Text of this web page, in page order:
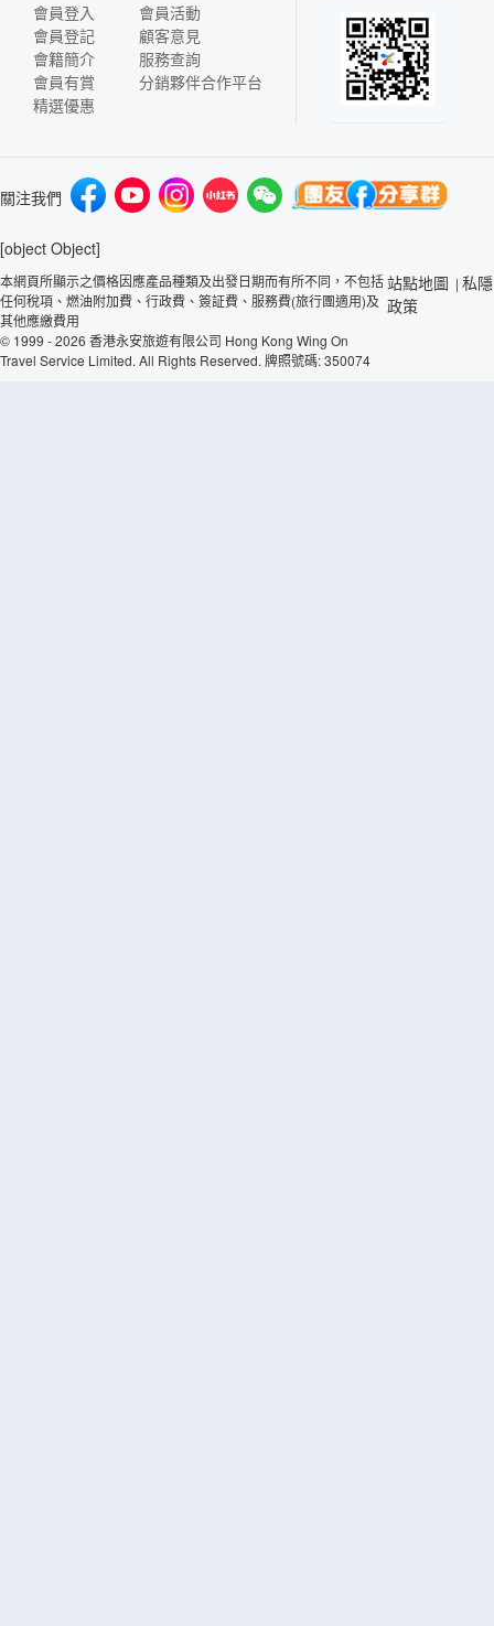
會員登入
會員登記
會籍簡介
會員有賞
精選優惠
會員活動
顧客意見
服務查詢
分銷夥伴合作平台
關注我們
[object Object]
本網頁所顯示之價格因應產品種類及出發日期而有所不同，不包括
任何稅項、燃油附加費、行政費、簽証費、服務費(旅行團適用)及
其他應繳費用
© 1999 - 2026 香港永安旅遊有限公司 Hong Kong Wing On
Travel Service Limited. All Rights Reserved. 牌照號碼: 350074
站點地圖 | 私隱
政策